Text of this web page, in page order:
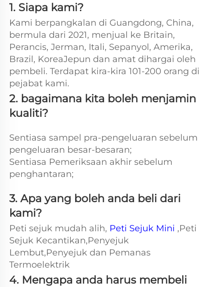
1. Siapa kami?
Kami berpangkalan di Guangdong, China,
bermula dari 2021, menjual ke Britain,
Perancis, Jerman, Itali, Sepanyol, Amerika,
Brazil, KoreaJepun dan amat dihargai oleh
pembeli. Terdapat kira-kira 101-200 orang di
pejabat kami.
2. bagaimana kita boleh menjamin
kualiti?
Sentiasa sampel pra-pengeluaran sebelum
pengeluaran besar-besaran;
Sentiasa Pemeriksaan akhir sebelum
penghantaran;
3. Apa yang boleh anda beli dari
kami?
Peti sejuk mudah alih, Peti Sejuk Mini ,Peti
Sejuk Kecantikan,Penyejuk
Lembut,Penyejuk dan Pemanas
Termoelektrik
4. Mengapa anda harus membeli